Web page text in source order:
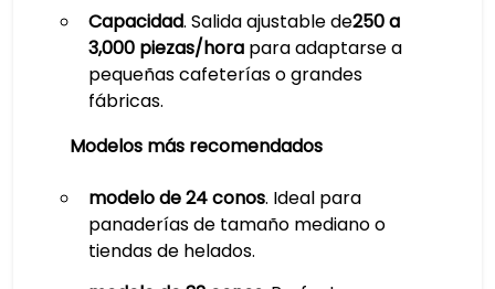
Capacidad. Salida ajustable de250 a
3,000 piezas/horapara adaptarse a
pequeñas cafeterías o grandes
fábricas.
Modelos más recomendados
modelo de 24 conos. Ideal para
panaderías de tamaño mediano o
tiendas de helados.